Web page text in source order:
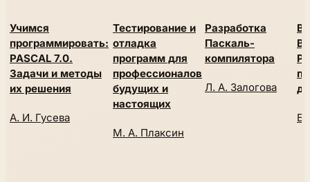
Учимся
программировать:
PASCAL 7.0.
Задачи и методы
их решения
А. И. Гусева
Тестирование и
отладка
программ для
профессионалов
будущих и
настоящих
М. А. Плаксин
Разработка
Паскаль-
компилятора
Л. А. Залогова